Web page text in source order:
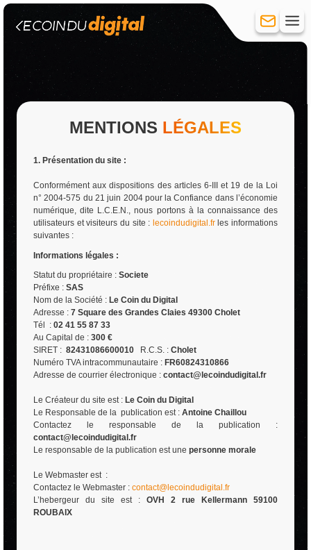
Site vitrine
Référencement Naturel (SEO)
Référencement payant (SEA)
Réseaux sociaux
MENTIONS LÉGALES
1. Présentation du site :
Conformément aux dispositions des articles 6-III et 19 de la Loi
n° 2004-575 du 21 juin 2004 pour la Confiance dans l’économie
numérique, dite L.C.E.N., nous portons à la connaissance des
utilisateurs et visiteurs du site : lecoindudigital.frles informations
suivantes :
Informations légales :
Statut du propriétaire : Societe
Préfixe : SAS
Nom de la Société : Le Coin du Digital
Adresse : 7 Square des Grandes Claies 49300 Cholet
Tél : 02 41 55 87 33
Au Capital de : 300 €
SIRET : 82431086600010 R.C.S. : Cholet
Numéro TVA intracommunautaire : FR60824310866
Adresse de courrier électronique : contact@lecoindudigital.fr
Le Créateur du site est : Le Coin du Digital
Le Responsable de la publication est : Antoine Chaillou
Contactez le responsable de la publication :
contact@lecoindudigital.fr
Le responsable de la publication est une personne morale
Le Webmaster est :
Contactez le Webmaster : contact@lecoindudigital.fr
L’hebergeur du site est : OVH 2 rue Kellermann 59100
ROUBAIX